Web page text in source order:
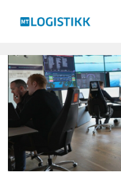
Emne:
autonome
skip